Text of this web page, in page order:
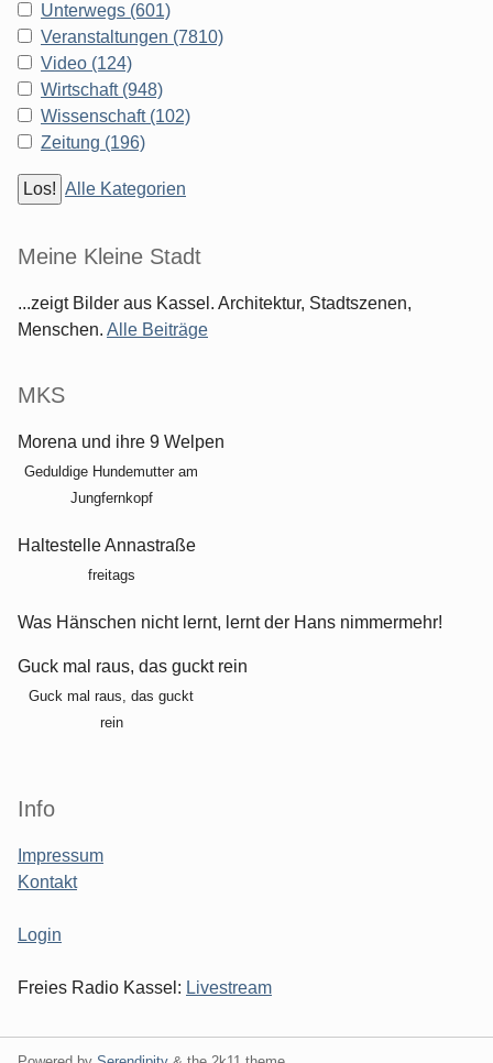
Unterwegs (601)
Veranstaltungen (7810)
Video (124)
Wirtschaft (948)
Wissenschaft (102)
Zeitung (196)
Alle Kategorien
Meine Kleine Stadt
...zeigt Bilder aus Kassel. Architektur, Stadtszenen,
Menschen. Alle Beiträge
MKS
Morena und ihre 9 Welpen
Geduldige Hundemutter am
Jungfernkopf
Haltestelle Annastraße
freitags
Was Hänschen nicht lernt, lernt der Hans nimmermehr!
Guck mal raus, das guckt rein
Guck mal raus, das guckt
rein
Info
Impressum
Kontakt
Login
Freies Radio Kassel: Livestream